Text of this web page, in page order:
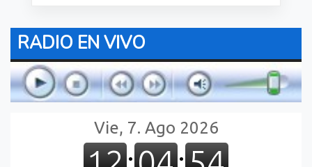
RADIO EN VIVO